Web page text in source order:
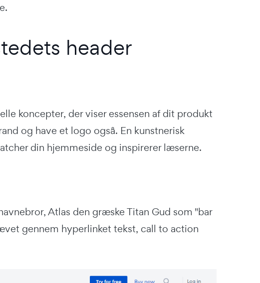
header
koncepter, der viser essensen af dit produkt
og have et logo også. En kunstnerisk
din hjemmeside og inspirerer læserne.
Atlas den græske Titan Gud som "bar
gennem hyperlinket tekst, call to action